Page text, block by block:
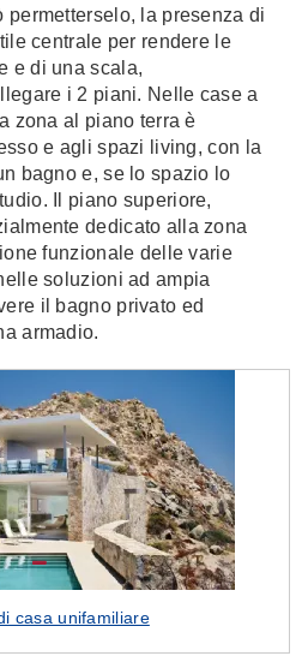
permetterselo, la presenza di
centrale per rendere le
e di una scala,
i 2 piani. Nelle case a
zona al piano terra è
e agli spazi living, con la
bagno e, se lo spazio lo
Il piano superiore,
dedicato alla zona
funzionale delle varie
soluzioni ad ampia
il bagno privato ed
armadio.
casa unifamiliare